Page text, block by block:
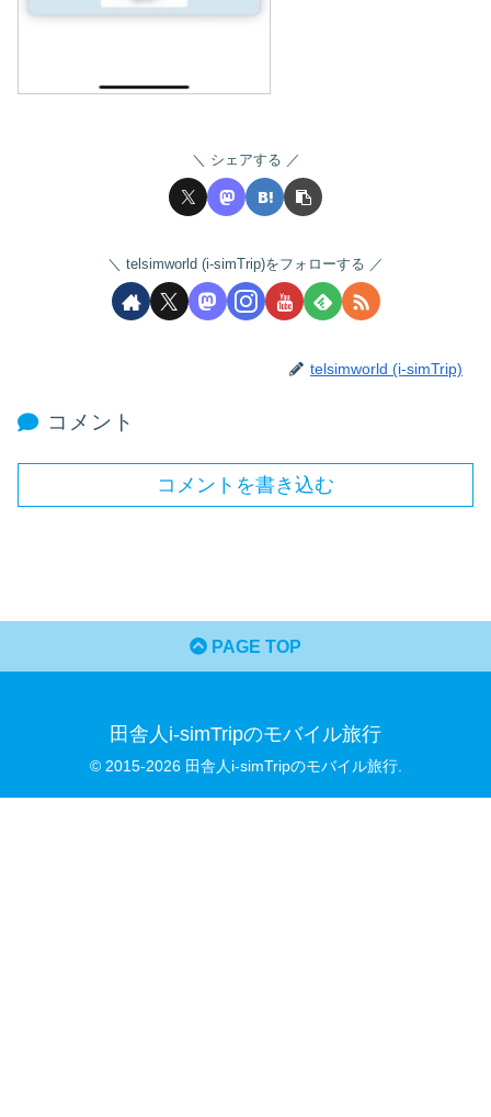
シェアする
telsimworld (i-simTrip)をフォローする
telsimworld (i-simTrip)
コメント
コメントを書き込む
PAGE TOP
田舎人i-simTripのモバイル旅行
© 2015-2026 田舎人i-simTripのモバイル旅行.